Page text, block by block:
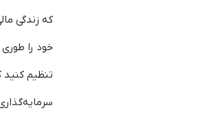
که زندگی
خود را طوری
تنظیم کنید